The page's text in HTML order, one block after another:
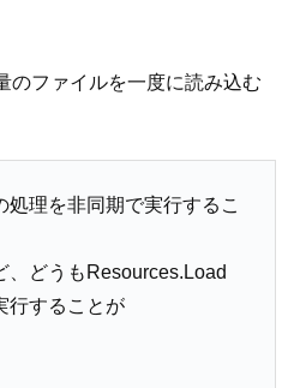
のファイルを一度に読み込む
処理を非同期で実行するこ
、どうもResources.Load
行することが